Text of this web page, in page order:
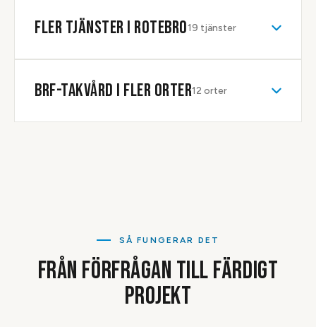
FLER TJÄNSTER I ROTEBRO19 tjänster
BRF-TAKVÅRD I FLER ORTER12 orter
SÅ FUNGERAR DET
FRÅN FÖRFRÅGAN TILL FÄRDIGT
PROJEKT